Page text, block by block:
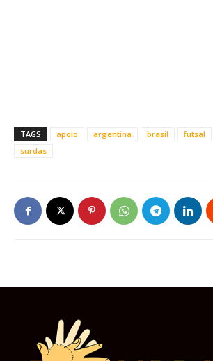
TAGS apoio argentina brasil futsal
surdas